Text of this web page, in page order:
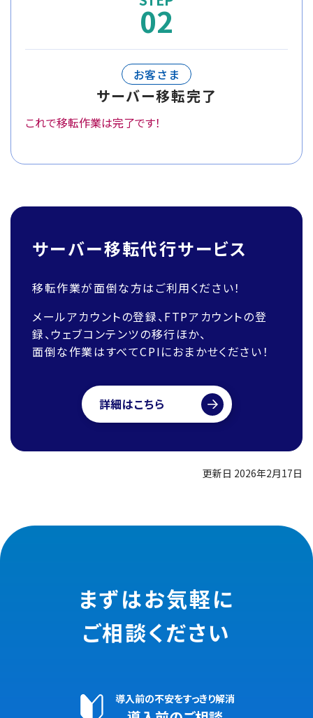
02
お客さま
サーバー移転完了
これで移転作業は完了です！
サーバー移転代行サービス
移転作業が面倒な方はご利用ください！
メールアカウントの登録、FTPアカウントの登
録、ウェブコンテンツの移行ほか、
面倒な作業はすべてCPIにおまかせください！
詳細はこちら
更新日 2026年2月17日
まずはお気軽に
ご相談ください
導入前の不安をすっきり解消